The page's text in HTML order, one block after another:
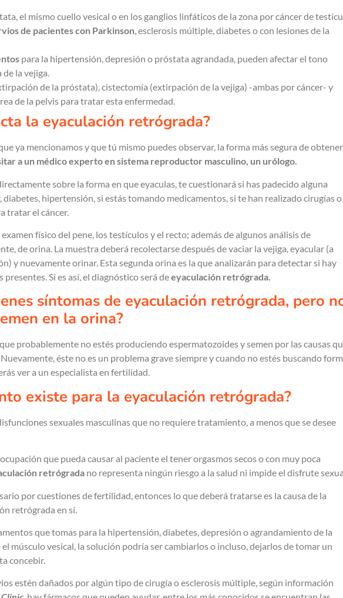
el mismo cuello vesical o en los ganglios linfáticos de la zona por cáncer de
de pacientes con Parkinson, esclerosis múltiple, diabetes o con lesiones de la
para la hipertensión, depresión o próstata agrandada, pueden afectar el tono
de la vejiga.
de la próstata), cistectomía (extirpación de la vejiga) -ambas por cáncer- y
de la pelvis para tratar esta enfermedad.
la eyaculación retrógrada?
ya mencionamos y que tú mismo puedes observar, la forma más segura de
a un médico experto en sistema reproductor masculino, un urólogo.
sobre la forma en que eyaculas, te cuestionará si has padecido alguna
diabetes, hipertensión, si estás tomando medicamentos, si te han realizado cirugías o
tratar el cáncer.
físico del pene, los testículos y el recto; además de algunos análisis de
de orina. La muestra deberá recolectarse después de vaciar la vejiga, eyacular (a
y nuevamente orinar. Esta segunda orina es la que analizarán para detectar si hay
Si es así, el diagnóstico será deeyaculación retrógrada.
síntomas de eyaculación retrógrada, pero
en la orina?
probablemente no estés produciendo espermatozoides y semen por las causas
éste no es un problema grave siempre y cuando no estés buscando
ver a un especialista en fertilidad.
existe para la eyaculación retrógrada?
sexuales masculinas que no requiere tratamiento, a menos que se desee
que pueda causar al paciente el tener orgasmos secos o con muy poca
retrógrada no representa ningún riesgo a la salud ni impide el disfrute
por cuestiones de fertilidad, entonces lo que deberá tratarse es la causa de la
retrógrada en sí.
que tomas para la hipertensión, diabetes, depresión o agrandamiento de la
músculo vesical, la solución podría ser cambiarlos o incluso, dejarlos de tomar un
concebir.
estén dañados por algún tipo de cirugía o esclerosis múltiple, según información